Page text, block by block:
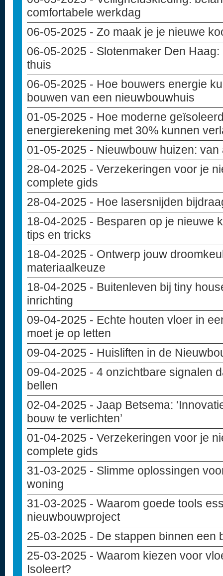
comfortabele werkdag
06-05-2025 - Zo maak je je nieuwe
06-05-2025 - Slotenmaker Den
thuis
06-05-2025 - Hoe bouwers energie
bouwen van een nieuwbouwhuis
01-05-2025 - Hoe moderne
energierekening met 30% kunnen
01-05-2025 - Nieuwbouw huizen:
28-04-2025 - Verzekeringen voor je
complete gids
28-04-2025 - Hoe lasersnijden
18-04-2025 - Besparen op je nieuwe
tips en tricks
18-04-2025 - Ontwerp jouw
materiaalkeuze
18-04-2025 - Buitenleven bij tiny
inrichting
09-04-2025 - Echte houten vloer in
moet je op letten
09-04-2025 - Huisliften in de
09-04-2025 - 4 onzichtbare signalen
bellen
02-04-2025 - Jaap Betsema:
bouw te verlichten’
01-04-2025 - Verzekeringen voor je
complete gids
31-03-2025 - Slimme oplossingen
woning
31-03-2025 - Waarom goede tools
nieuwbouwproject
25-03-2025 - De stappen binnen een
25-03-2025 - Waarom kiezen voor
Isoleert?